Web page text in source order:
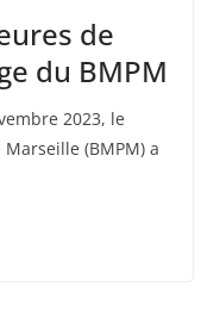
de
du BMPM
2023, le
(BMPM) a